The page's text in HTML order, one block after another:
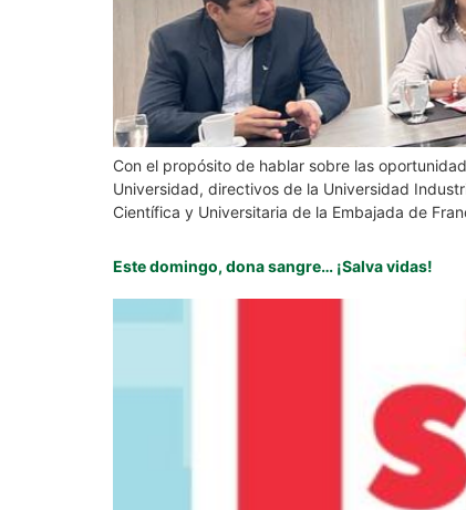
Con el propósito de hablar sobre las
Universidad, directivos de la Universidad
Científica y Universitaria de la Embajada de
Este domingo, dona sangre… ¡Salva vidas!